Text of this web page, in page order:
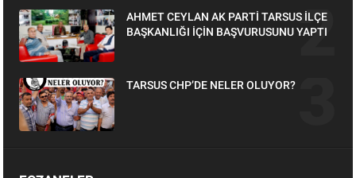
AHMET CEYLAN AK PARTİ TARSUS İLÇE
BAŞKANLIĞI İÇİN BAŞVURUSUNU YAPTI
TARSUS CHP’DE NELER OLUYOR?